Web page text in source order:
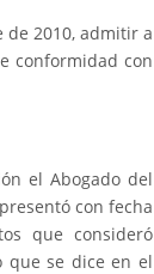
de 2010, admitir a
conformidad con
el Abogado del
con fecha
que consideró
que se dice en el